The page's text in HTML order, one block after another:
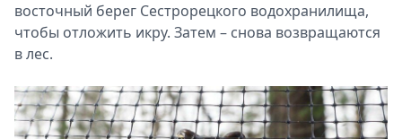
восточный берег Сестрорецкого водохранилища,
чтобы отложить икру. Затем – снова возвращаются
в лес.